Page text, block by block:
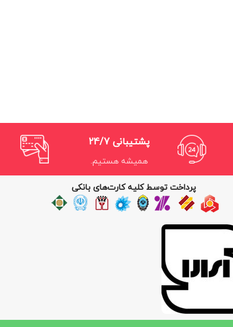
پشتیبانی 24/7
همیشه هستیم.
پرداخت توسط کلیه کارت‌های بانکی